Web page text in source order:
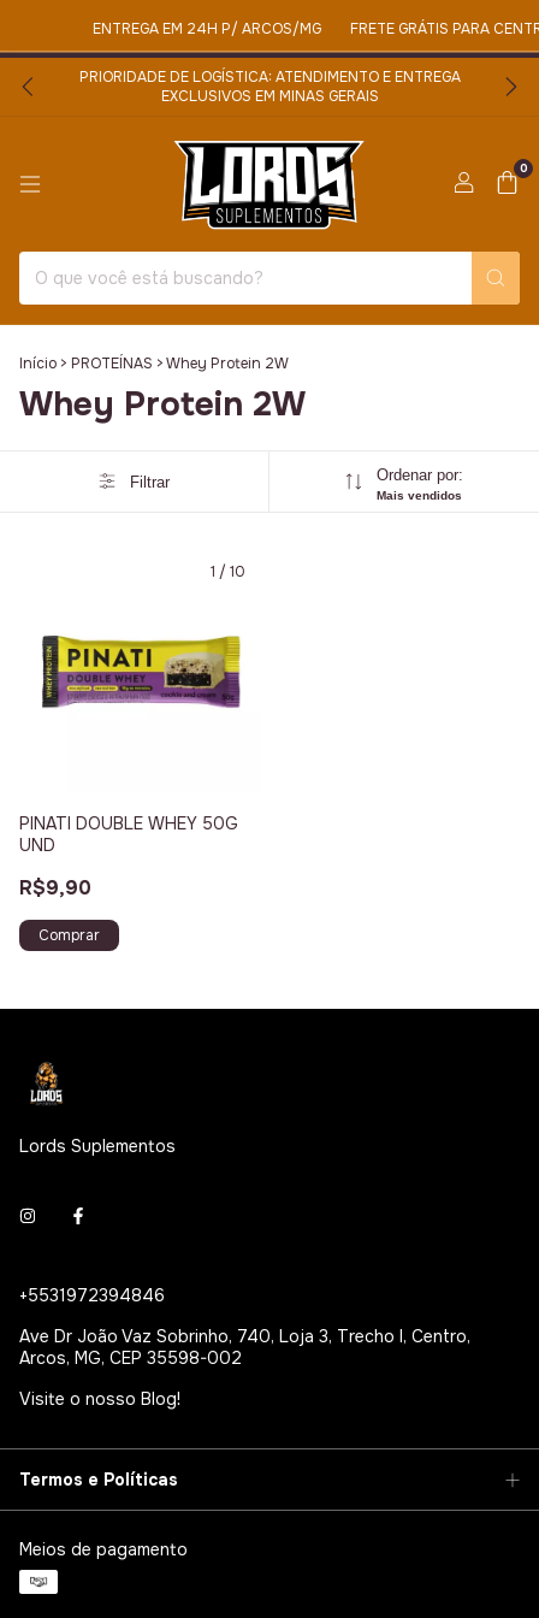
ENTREGA EM 24H P/ ARCOS/MG FRETE GRÁTIS PARA
PRIORIDADE DE LOGÍSTICA: ATENDIMENTO E ENTREGA
EXCLUSIVOS EM MINAS GERAIS
0
Início > PROTEÍNAS >Whey Protein 2W
Whey Protein 2W
Filtrar Ordenar por:
Mais vendidos
1 / 10
PINATI DOUBLE WHEY 50G
UND
R$9,90
Comprar
Lords Suplementos
+5531972394846
Ave Dr João Vaz Sobrinho, 740, Loja 3, Trecho I, Centro,
Arcos, MG, CEP 35598-002
Visite o nosso Blog!
Termos e Políticas
Meios de pagamento